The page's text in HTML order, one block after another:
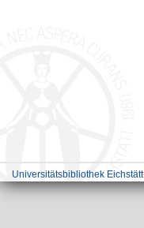
Universitätsbibliothek